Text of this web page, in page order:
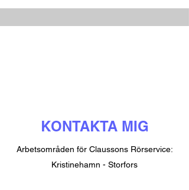
KONTAKTA MIG
Arbetsområden för Claussons Rörservice:
Kristinehamn - Storfors